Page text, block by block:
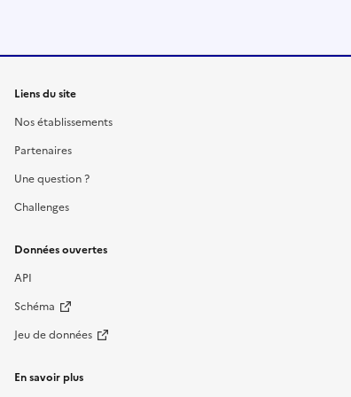
Liens du site
Nos établissements
Partenaires
Une question ?
Challenges
Données ouvertes
API
Schéma
Jeu de données
En savoir plus